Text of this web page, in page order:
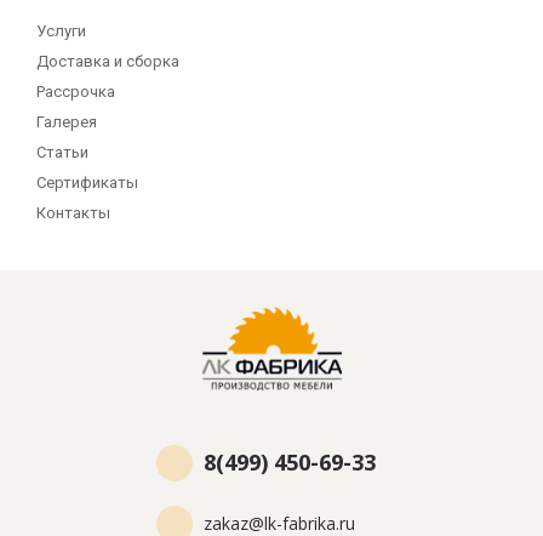
Услуги
Доставка и сборка
Рассрочка
Галерея
Статьи
Сертификаты
Контакты
8(499) 450-69-33
zakaz@lk-fabrika.ru